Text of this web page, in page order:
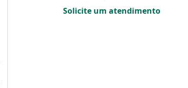
Solicite um atendimento